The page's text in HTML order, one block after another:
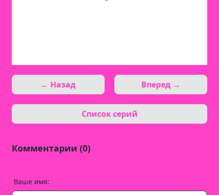
← Назад
Список серий
Вперед →
Комментарии (0)
Ваше имя: